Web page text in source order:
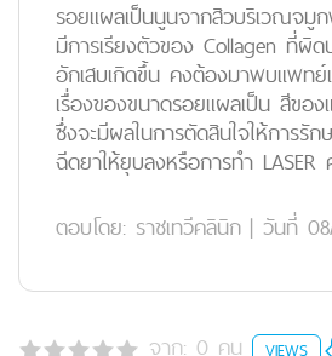
รอยแผลเป็นนูนจากสิวบริเวณจมู
มีการเรียงตัวของ Collagen ที่ผิด
อักเสบเกิดขึ้น คงต้องมาพบแพท
เรื่องของขนาดรอยแผลเป็น สีขอ
ซึ่งจะมีผลในการตัดสินใจให้การรัก
ฉีดยาให้ยุบลงหรือการทำ LASER
ตอบโดย: ราชเทวีคลินิก | วันที่
จาก: 0 คน VIEWS